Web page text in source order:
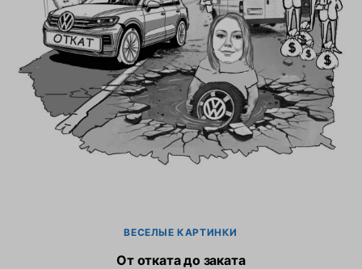
ВЕСЕЛЫЕ КАРТИНКИ
От отката до заката